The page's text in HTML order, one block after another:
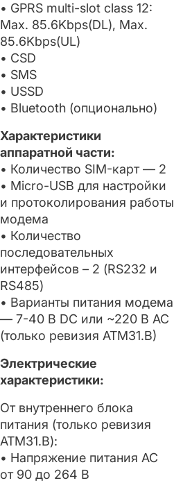
• GPRS multi-slot class 12:
Max. 85.6Kbps(DL), Max.
85.6Kbps(UL)
• CSD
• SMS
• USSD
• Bluetooth (опционально)
Характеристики
аппаратной части:
• Количество SIM-карт — 2
• Micro-USB для настройки
и протоколирования работы
модема
• Количество
последовательных
интерфейсов – 2 (RS232 и
RS485)
• Варианты питания модема
— 7-40 В DC или ~220 В AC
(только ревизия ATM31.B)
Электрические
характеристики:
От внутреннего блока
питания (только ревизия
ATM31.B):
• Напряжение питания AC
от 90 до 264 В